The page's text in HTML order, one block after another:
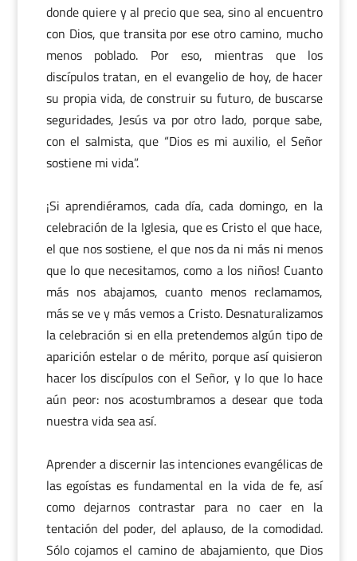
donde quiere y al precio que sea, sino al encuentro
con Dios, que transita por ese otro camino, mucho
menos poblado. Por eso, mientras que los
discípulos tratan, en el evangelio de hoy, de hacer
su propia vida, de construir su futuro, de buscarse
seguridades, Jesús va por otro lado, porque sabe,
con el salmista, que “Dios es mi auxilio, el Señor
sostiene mi vida”.
¡Si aprendiéramos, cada día, cada domingo, en la
celebración de la Iglesia, que es Cristo el que hace,
el que nos sostiene, el que nos da ni más ni menos
que lo que necesitamos, como a los niños! Cuanto
más nos abajamos, cuanto menos reclamamos,
más se ve y más vemos a Cristo. Desnaturalizamos
la celebración si en ella pretendemos algún tipo de
aparición estelar o de mérito, porque así quisieron
hacer los discípulos con el Señor, y lo que lo hace
aún peor: nos acostumbramos a desear que toda
nuestra vida sea así.
Aprender a discernir las intenciones evangélicas de
las egoístas es fundamental en la vida de fe, así
como dejarnos contrastar para no caer en la
tentación del poder, del aplauso, de la comodidad.
Sólo cojamos el camino de abajamiento, que Dios